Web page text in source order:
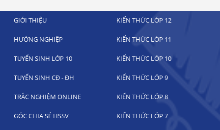
GIỚI THIỆU KIẾN THỨC LỚP 12
HƯỚNG NGHIỆP KIẾN THỨC LỚP 11
TUYỂN SINH LỚP 10 KIẾN THỨC LỚP 10
TUYỂN SINH CĐ - ĐH KIẾN THỨC LỚP 9
TRẮC NGHIỆM ONLINE KIẾN THỨC LỚP 8
GÓC CHIA SẺ HSSV KIẾN THỨC LỚP 7